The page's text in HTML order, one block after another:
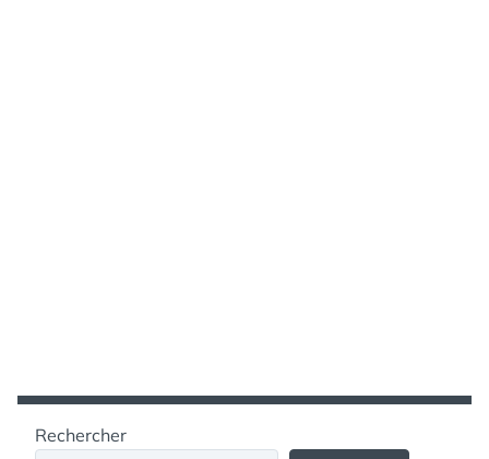
Rechercher